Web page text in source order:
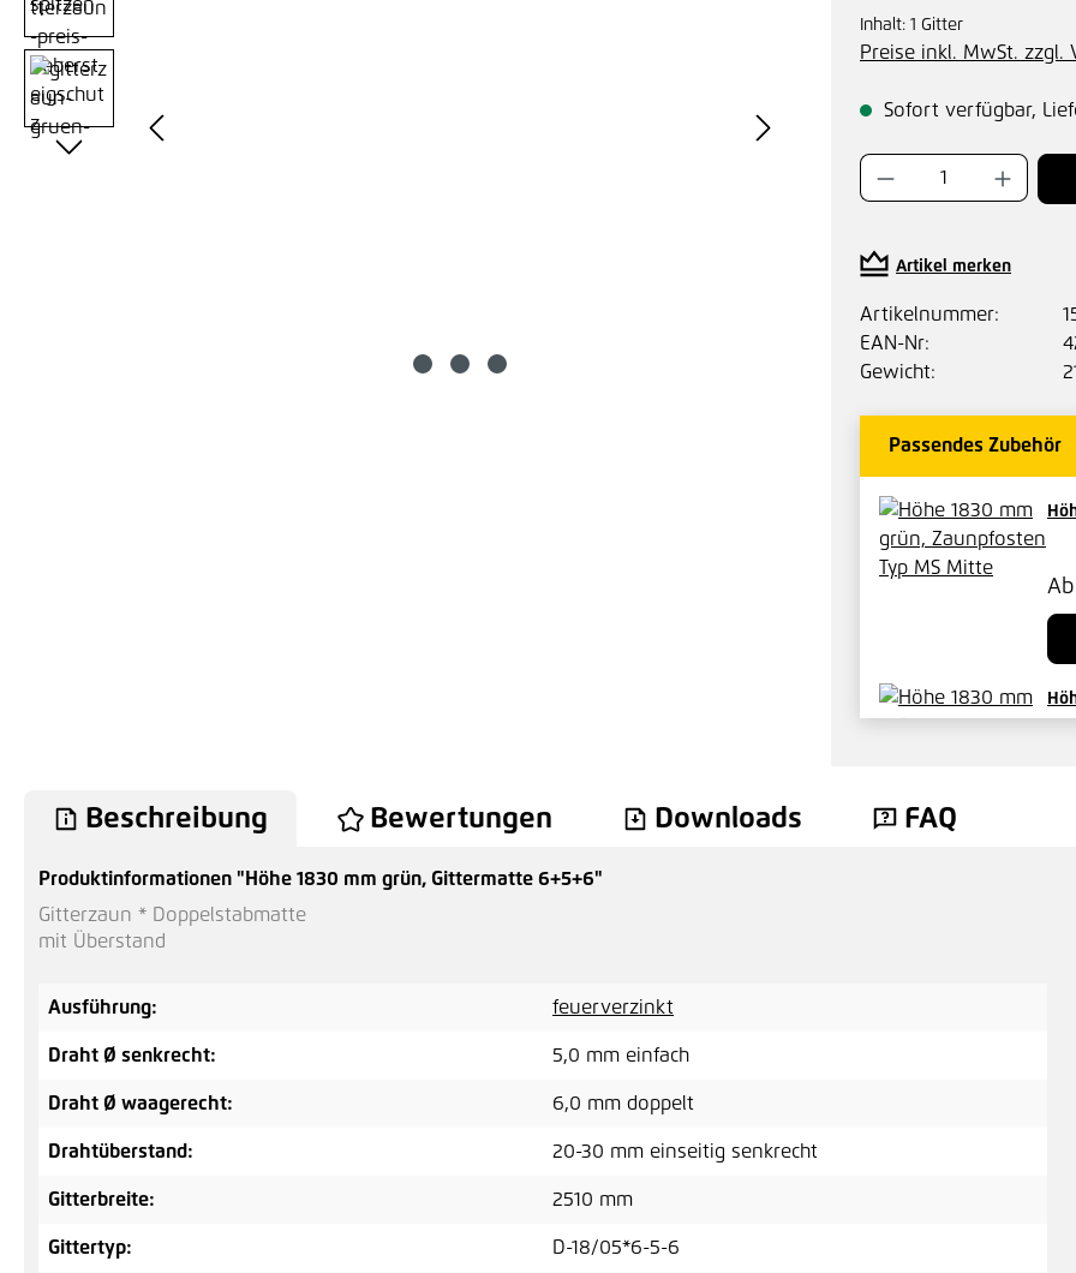
Inhalt: 1 Gitter
Preise inkl. MwSt. zzgl.
Sofort verfügbar,
Produkt
Artikel merken
Artikelnummer:
EAN-Nr:
Gewicht:
Passendes Zubehör
Beschreibung Bewertungen Downloads FAQ
Produktinformationen "Höhe 1830 mm grün, Gittermatte 6+5+6"
Gitterzaun * Doppelstabmatte
mit Überstand
Ausführung: feuerverzinkt
Draht Ø senkrecht: 5,0 mm einfach
Draht Ø waagerecht: 6,0 mm doppelt
Drahtüberstand: 20-30 mm einseitig senkrecht
Gitterbreite: 2510 mm
Gittertyp: D-18/05*6-5-6